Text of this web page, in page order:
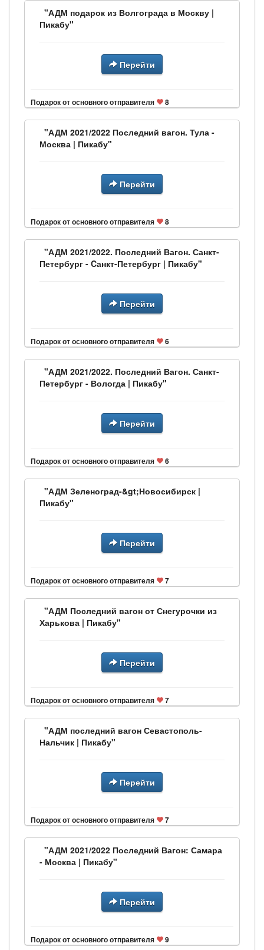
"АДМ подарок из Волгограда в Москву |
Пикабу"
Перейти
Подарок от основного отправителя 8
"АДМ 2021/2022 Последний вагон. Тула -
Москва | Пикабу"
Перейти
Подарок от основного отправителя 8
"АДМ 2021/2022. Последний Вагон. Санкт-
Петербург - Cанкт-Петербург | Пикабу"
Перейти
Подарок от основного отправителя 6
"АДМ 2021/2022. Последний Вагон. Санкт-
Петербург - Вологда | Пикабу"
Перейти
Подарок от основного отправителя 6
"АДМ Зеленоград-&gt;Новосибирск |
Пикабу"
Перейти
Подарок от основного отправителя 7
"АДМ Последний вагон от Снегурочки из
Харькова | Пикабу"
Перейти
Подарок от основного отправителя 7
"АДМ последний вагон Севастополь-
Нальчик | Пикабу"
Перейти
Подарок от основного отправителя 7
"АДМ 2021/2022 Последний Вагон: Самара
- Москва | Пикабу"
Перейти
Подарок от основного отправителя 9